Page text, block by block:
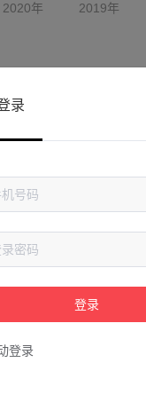
2020年 2019年
录
登录
登录